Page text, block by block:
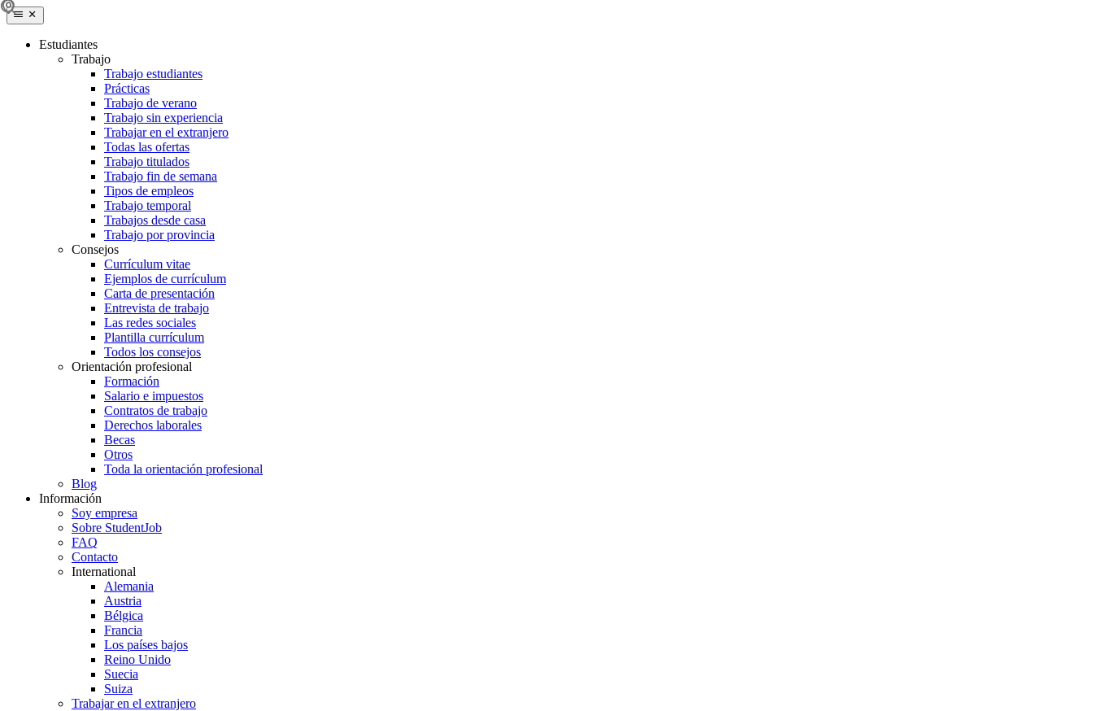
Estudiantes
Trabajo
Trabajo estudiantes
Prácticas
Trabajo de verano
Trabajo sin experiencia
Trabajar en el extranjero
Todas las ofertas
Trabajo titulados
Trabajo fin de semana
Tipos de empleos
Trabajo temporal
Trabajos desde casa
Trabajo por provincia
Consejos
Currículum vitae
Ejemplos de currículum
Carta de presentación
Entrevista de trabajo
Las redes sociales
Plantilla currículum
Todos los consejos
Orientación profesional
Formación
Salario e impuestos
Contratos de trabajo
Derechos laborales
Becas
Otros
Toda la orientación profesional
Blog
Información
Soy empresa
Sobre StudentJob
FAQ
Contacto
International
Alemania
Austria
Bélgica
Francia
Los países bajos
Reino Unido
Suecia
Suiza
Trabajar en el extranjero